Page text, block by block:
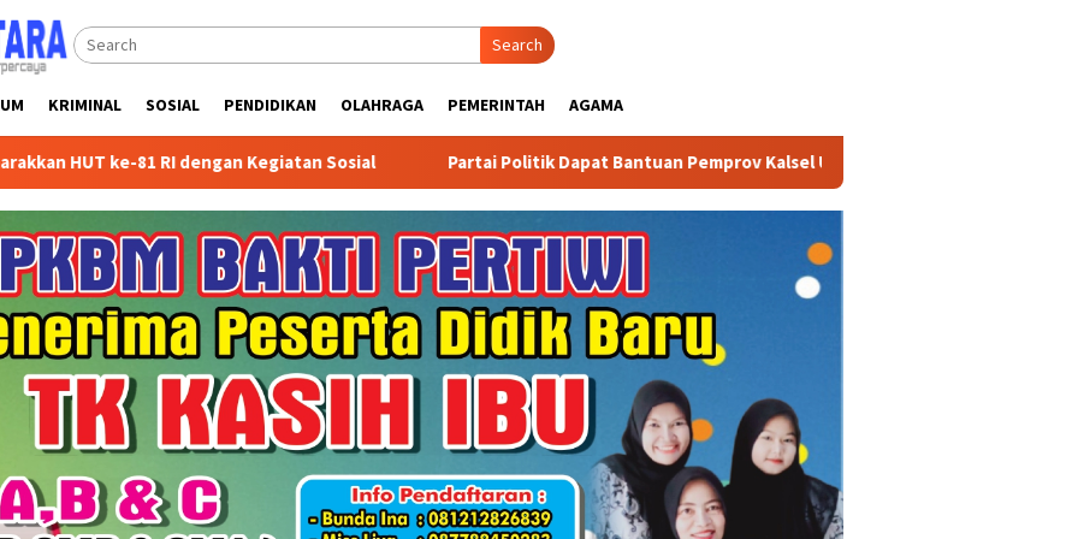
Search
KRIMINAL SOSIAL PENDIDIKAN OLAHRAGA PEMERINTAH AGAMA
dengan Kegiatan Sosial Partai Politik Dapat Bantuan Pemprov Kalsel Untuk Memperkuat Kelembagaan dan